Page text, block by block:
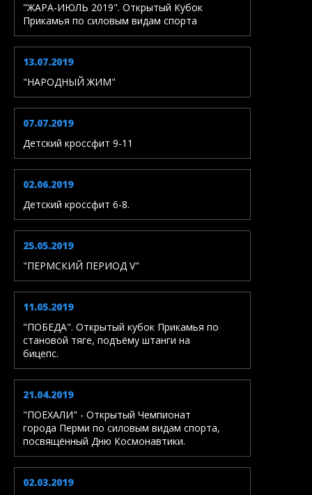
"ЖАРА-ИЮЛЬ 2019". Открытый Кубок
Прикамья по силовым видам спорта
13.07.2019
"НАРОДНЫЙ ЖИМ"
07.07.2019
Детский кроссфит 9-11
02.06.2019
Детский кроссфит 6-8.
25.05.2019
"ПЕРМСКИЙ ПЕРИОД V"
11.05.2019
"ПОБЕДА". Открытый кубок Прикамья по
становой тяге, подъёму штанги на
бицепс.
21.04.2019
"ПОЕХАЛИ" - Открытый Чемпионат
города Перми по силовым видам спорта,
посвящённый Дню Космонавтики.
02.03.2019